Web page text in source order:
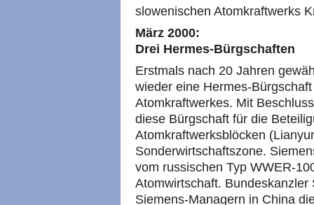
slowenischen Atomkraftwerks
März 2000:
Drei Hermes-Bürgschaften
Erstmals nach 20 Jahren
wieder eine Hermes-
Atomkraftwerkes. Mit
diese Bürgschaft für die
Atomkraftwerksblöcken
Sonderwirtschaftszone.
vom russischen Typ WWER-
Atomwirtschaft.
Siemens-Managern in China